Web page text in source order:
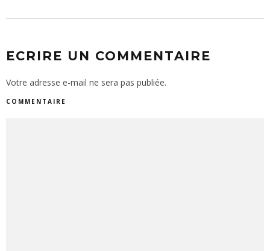
ECRIRE UN COMMENTAIRE
Votre adresse e-mail ne sera pas publiée.
COMMENTAIRE